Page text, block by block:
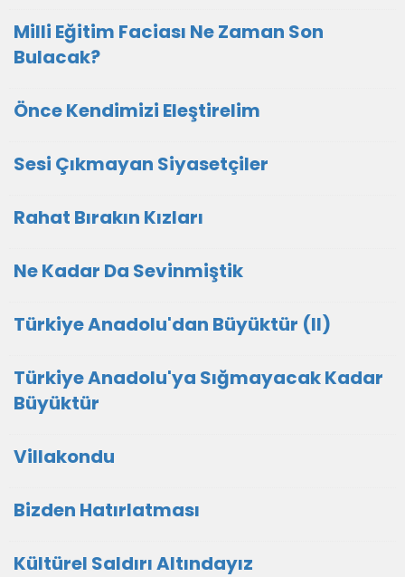
Milli Eğitim Faciası Ne Zaman Son
Bulacak?
Önce Kendimizi Eleştirelim
Sesi Çıkmayan Siyasetçiler
Rahat Bırakın Kızları
Ne Kadar Da Sevinmiştik
Türkiye Anadolu'dan Büyüktür (II)
Türkiye Anadolu'ya Sığmayacak Kadar
Büyüktür
Villakondu
Bizden Hatırlatması
Kültürel Saldırı Altındayız